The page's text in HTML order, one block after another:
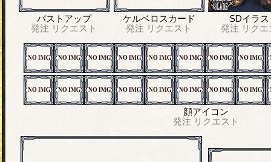
バストアップ
発注 リクエスト
ケルベロスカード
発注 リクエスト
SDイラス
発注 リク
顔アイコン
発注 リクエスト